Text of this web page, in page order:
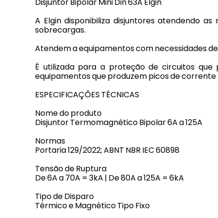
A Elgin disponibiliza disjuntores atendendo
sobrecargas.
Atendem a equipamentos com necessidades de
É utilizada para a proteção de circuitos
equipamentos que produzem picos de
ESPECIFICAÇÕES TÉCNICAS
Nome do produto
Disjuntor Termomagnético Bipolar 6A a 125A
Normas
Portaria 129/2022; ABNT NBR IEC 60898
Tensão de Ruptura
De 6A a 70A = 3kA | De 80A a 125A = 6kA
Tipo de Disparo
Térmico e Magnético Tipo Fixo